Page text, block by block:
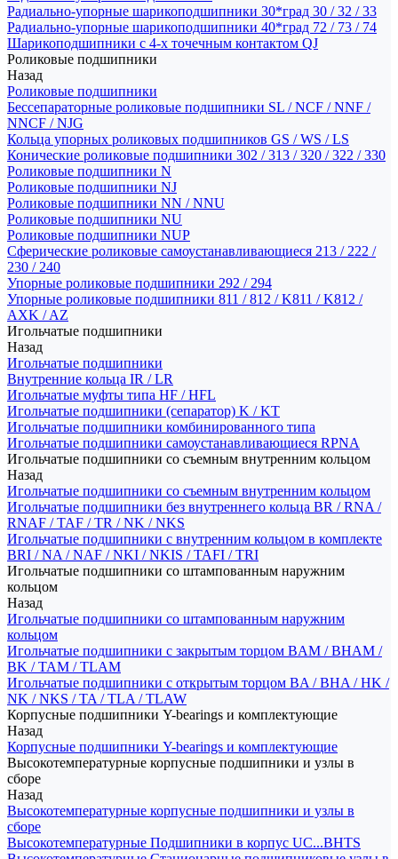
Радиально-упорные шарикоподшипники 30*град 30 / 32 / 33
Радиально-упорные шарикоподшипники 40*град 72 / 73 / 74
Шарикоподшипники с 4-х точечным контактом QJ
Роликовые подшипники
Назад
Роликовые подшипники
Бессепараторные роликовые подшипники SL / NCF / NNF /
NNCF / NJG
Кольца упорных роликовых подшипников GS / WS / LS
Конические роликовые подшипники 302 / 313 / 320 / 322 / 330
Роликовые подшипники N
Роликовые подшипники NJ
Роликовые подшипники NN / NNU
Роликовые подшипники NU
Роликовые подшипники NUP
Сферические роликовые самоустанавливающиеся 213 / 222 /
230 / 240
Упорные роликовые подшипники 292 / 294
Упорные роликовые подшипники 811 / 812 / K811 / K812 /
AXK / AZ
Игольчатые подшипники
Назад
Игольчатые подшипники
Внутренние кольца IR / LR
Игольчатые муфты типа HF / HFL
Игольчатые подшипники (сепаратор) K / KT
Игольчатые подшипники комбинированного типа
Игольчатые подшипники самоустанавливающиеся RPNA
Игольчатые подшипники со съемным внутренним кольцом
Назад
Игольчатые подшипники со съемным внутренним кольцом
Игольчатые подшипники без внутреннего кольца BR / RNA /
RNAF / TAF / TR / NK / NKS
Игольчатые подшипники с внутренним кольцом в комплекте
BRI / NA / NAF / NKI / NKIS / TAFI / TRI
Игольчатые подшипники со штампованным наружним
кольцом
Назад
Игольчатые подшипники со штампованным наружним
кольцом
Игольчатые подшипники с закрытым торцом BAM / BHAM /
BK / TAM / TLAM
Игольчатые подшипники с открытым торцом BA / BHA / HK /
NK / NKS / TA / TLA / TLAW
Корпусные подшипники Y-bearings и комплектующие
Назад
Корпусные подшипники Y-bearings и комплектующие
Высокотемпературные корпусные подшипники и узлы в
сборе
Назад
Высокотемпературные корпусные подшипники и узлы в
сборе
Высокотемпературные Подшипники в корпус UC...BHTS